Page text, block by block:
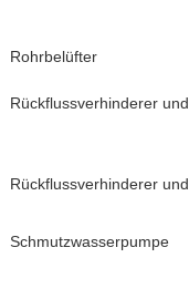
– FireEx
– 2
Rohrbelüfter
– 1
Rückflussverhinderer und
–
Rückflussverhinderer und
– 1
Schmutzwasserpumpe
–